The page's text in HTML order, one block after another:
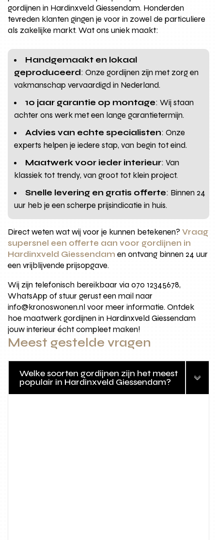
gordijnen in Hardinxveld Giessendam. Honderden
tevreden klanten gingen je voor in zowel de particuliere
als zakelijke markt. Wat ons uniek maakt:
Handgemaakt en lokaal
geproduceerd: Onze gordijnen zijn met zorg en
vakmanschap vervaardigd in Nederland.
10 jaar garantie op montage: Wij staan
achter ons werk met een lange garantietermijn.
Advies van echte specialisten: Onze
experts helpen je iedere stap, van begin tot eind.
Maatwerk voor ieder interieur: Van
klassiek tot trendy, van groot tot klein project.
Snelle levering en gratis offerte: Binnen 24
uur heb je een scherpe prijsindicatie in huis.
Direct weten wat wij voor je kunnen betekenen?Vraag
supersnel een offerte aan voor gordijnen in
Hardinxveld Giessendam en ontvang binnen 24 uur
een vrijblijvende prijsopgave.
Wij zijn telefonisch bereikbaar via 070 12345678,
WhatsApp of stuur gerust een mail naar
info@kronoswonen.nl voor meer informatie. Ontdek
hoe maatwerk gordijnen in Hardinxveld Giessendam
jouw interieur écht compleet maken!
Meest gestelde vragen
Welke soorten gordijnen zijn het meest
populair in Hardinxveld Giessendam?